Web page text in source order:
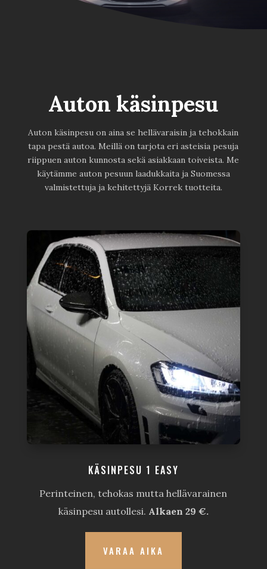
Auton käsinpesu
Auton käsinpesu on aina se hellävaraisin ja tehokkain
tapa pestä autoa. Meillä on tarjota eri asteisia pesuja
riippuen auton kunnosta sekä asiakkaan toiveista. Me
käytämme auton pesuun laadukkaita ja Suomessa
valmistettuja ja kehitettyjä Korrek tuotteita.
KÄSINPESU 1 EASY
Perinteinen, tehokas mutta hellävarainen
käsinpesu autollesi. Alkaen 29 €.
VARAA AIKA